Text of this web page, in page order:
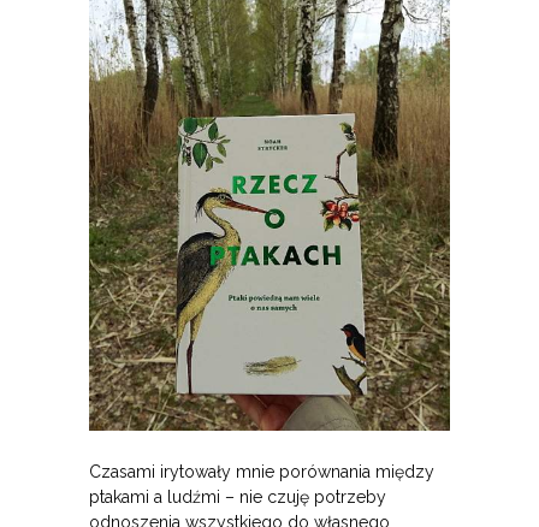
Czasami irytowały mnie porównania między
ptakami a ludźmi – nie czuję potrzeby
odnoszenia wszystkiego do własnego